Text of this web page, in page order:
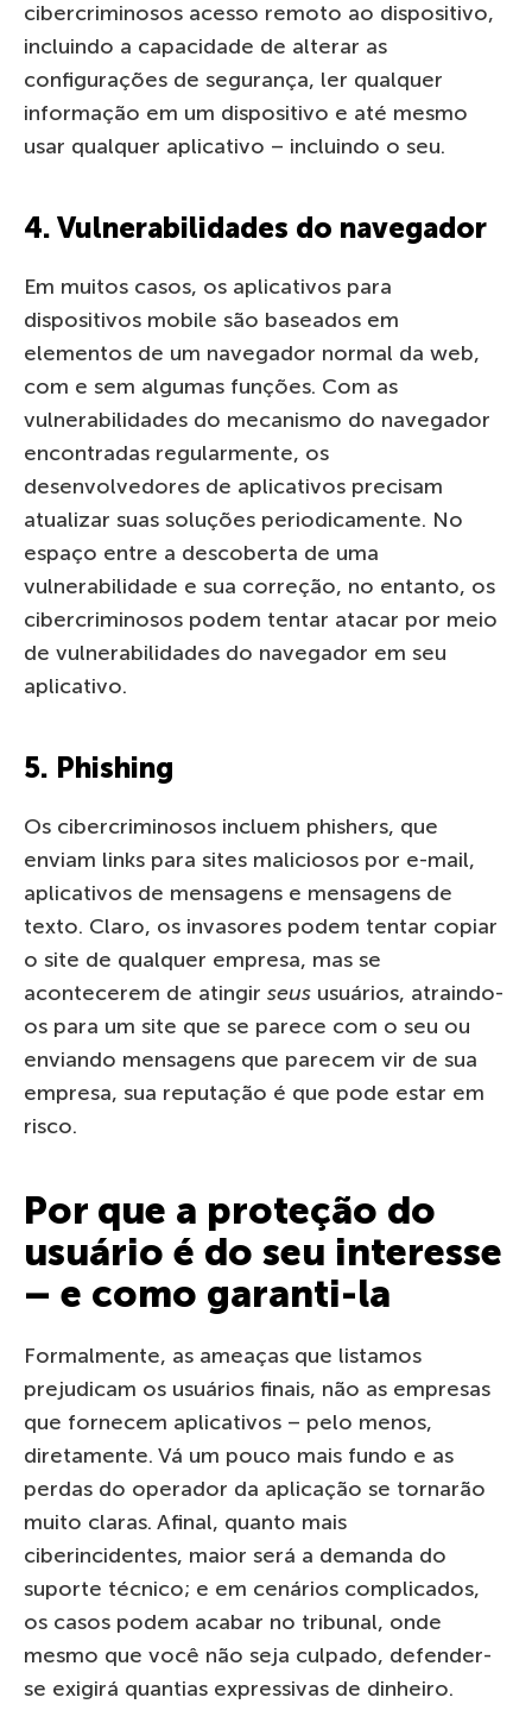
cibercriminosos acesso remoto ao dispositivo,
incluindo a capacidade de alterar as
configurações de segurança, ler qualquer
informação em um dispositivo e até mesmo
usar qualquer aplicativo – incluindo o seu.
4. Vulnerabilidades do navegador
Em muitos casos, os aplicativos para
dispositivos mobile são baseados em
elementos de um navegador normal da web,
com e sem algumas funções. Com as
vulnerabilidades do mecanismo do navegador
encontradas regularmente, os
desenvolvedores de aplicativos precisam
atualizar suas soluções periodicamente. No
espaço entre a descoberta de uma
vulnerabilidade e sua correção, no entanto, os
cibercriminosos podem tentar atacar por meio
de vulnerabilidades do navegador em seu
aplicativo.
5. Phishing
Os cibercriminosos incluem phishers, que
enviam links para sites maliciosos por e-mail,
aplicativos de mensagens e mensagens de
texto. Claro, os invasores podem tentar copiar
o site de qualquer empresa, mas se
acontecerem de atingir seus usuários, atraindo-
os para um site que se parece com o seu ou
enviando mensagens que parecem vir de sua
empresa, sua reputação é que pode estar em
risco.
Por que a proteção do
usuário é do seu interesse
– e como garanti-la
Formalmente, as ameaças que listamos
prejudicam os usuários finais, não as empresas
que fornecem aplicativos – pelo menos,
diretamente. Vá um pouco mais fundo e as
perdas do operador da aplicação se tornarão
muito claras. Afinal, quanto mais
ciberincidentes, maior será a demanda do
suporte técnico; e em cenários complicados,
os casos podem acabar no tribunal, onde
mesmo que você não seja culpado, defender-
se exigirá quantias expressivas de dinheiro.